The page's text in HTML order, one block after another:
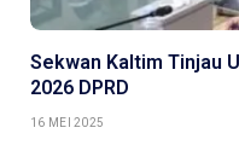
Sekwan Kaltim Tinjau
2026 DPRD
16 MEI 2025